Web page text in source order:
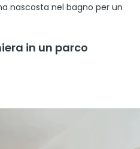
nascosta nel bagno per un
in un parco